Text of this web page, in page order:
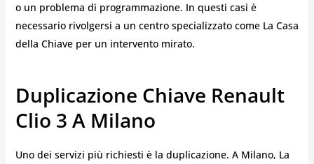
o un problema di programmazione. In questi casi è
necessario rivolgersi a un centro specializzato come La Casa
della Chiave per un intervento mirato.
Duplicazione Chiave Renault
Clio 3 A Milano
Uno dei servizi più richiesti è la duplicazione. A Milano, La